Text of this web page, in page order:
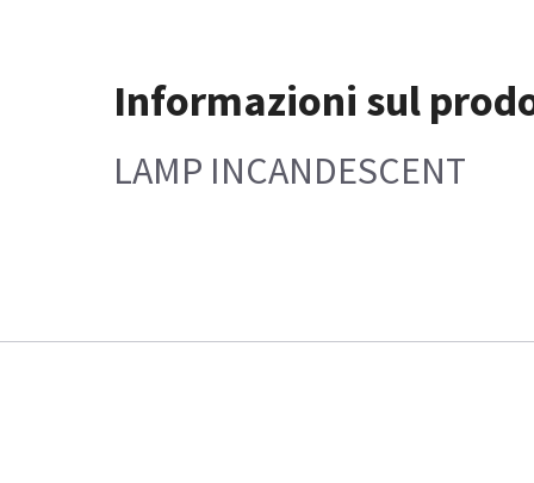
Informazioni sul
LAMP INCANDESCENT